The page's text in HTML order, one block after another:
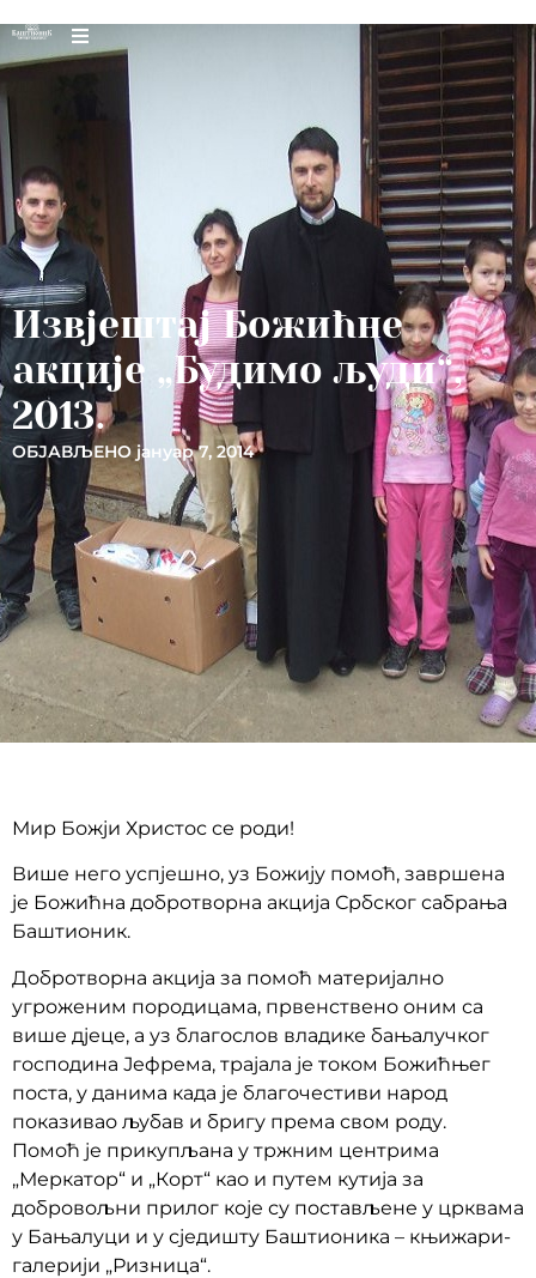
Извјештај Божићне
акције „Будимо људи“,
2013.
ОБЈАВЉЕНО јануар 7, 2014
Мир Божји Христос се роди!
Више него успјешно, уз Божију помоћ, завршена
је Божићна добротворна акција Србског сабрања
Баштионик.
Добротворна акција за помоћ материјално
угроженим породицама, првенствено оним са
више дјеце, а уз благослов владике бањалучког
господина Јефрема, трајала је током Божићњег
поста, у данима када је благочестиви народ
показивао љубав и бригу према свом роду.
Помоћ је прикупљана у тржним центрима
„Меркатор“ и „Корт“ као и путем кутија за
добровољни прилог које су постављене у црквама
у Бањалуци и у сједишту Баштионика – књижари-
галерији „Ризница“.